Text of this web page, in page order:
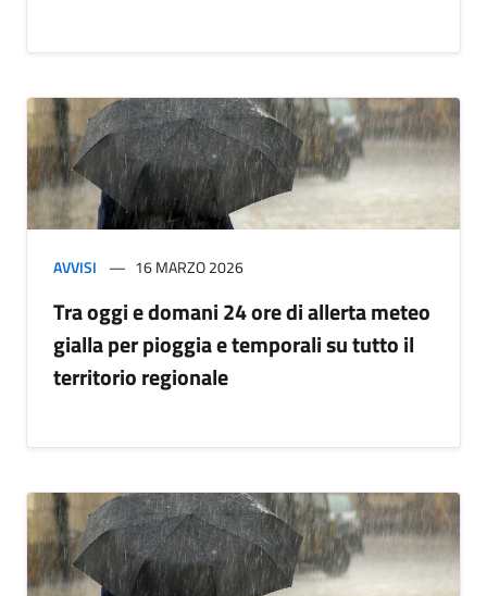
AVVISI 16 MARZO 2026
Tra oggi e domani 24 ore di allerta meteo
gialla per pioggia e temporali su tutto il
territorio regionale